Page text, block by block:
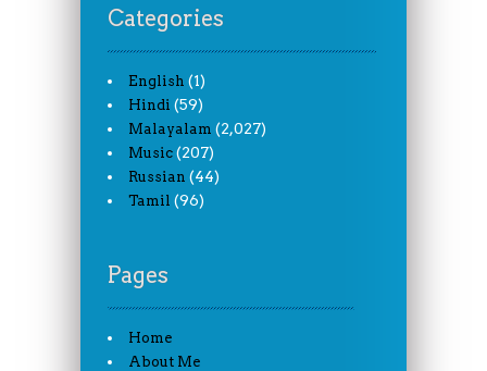
Categories
English (1)
Hindi (59)
Malayalam (2,027)
Music (207)
Russian (44)
Tamil (96)
Pages
Home
About Me